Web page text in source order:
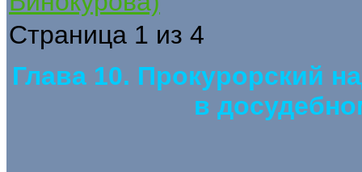
Страница 1 из 4
Глава 10. Прокурорский
в